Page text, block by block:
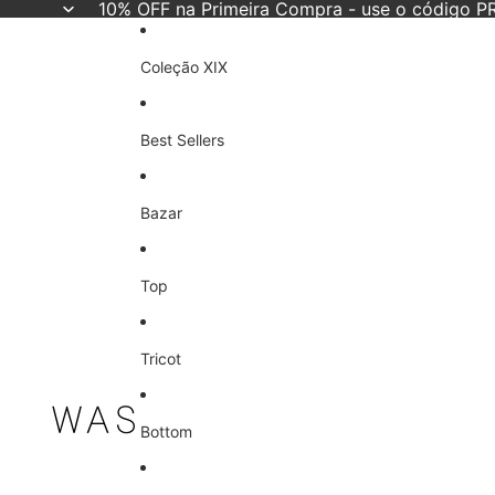
10% OFF na Primeira Compra - use o código
Coleção XIX
Best Sellers
Bazar
Top
Tricot
Bottom